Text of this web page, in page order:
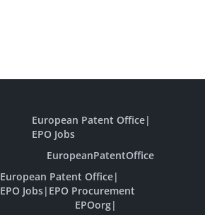
European Patent Office|
EPO Jobs
EuropeanPatentOffice
European Patent Office|
EPO Jobs| EPO Procurement
EPOorg|